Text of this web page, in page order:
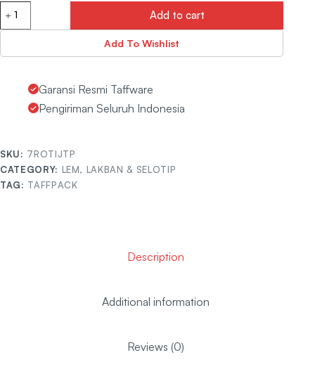
Add to cart
Add To Wishlist
Garansi Resmi Taffware
Pengiriman Seluruh Indonesia
SKU: 7ROTIJTP
CATEGORY: LEM, LAKBAN & SELOTIP
TAG: TAFFPACK
Description
Additional information
Reviews (0)